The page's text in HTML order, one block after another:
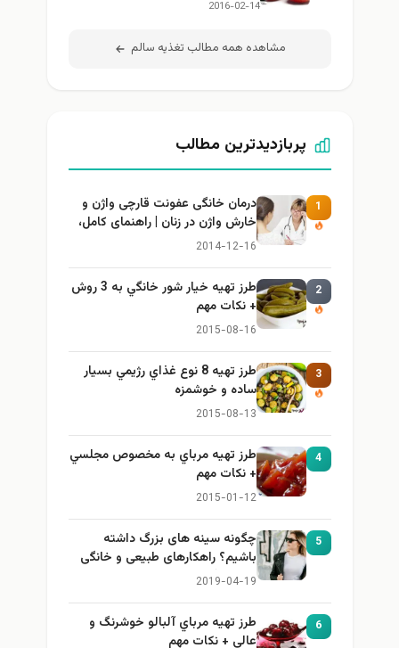
2016-02-14
مشاهده همه مطالب تغذيه سالم
پربازدیدترین مطالب
1
درمان خانگی عفونت قارچی واژن و
خارش واژن در زنان | راهنمای کامل،
ایمن و کاربردی
2014-12-16
2
طرز تهيه خیار شور خانگي به 3 روش
+ نكات مهم
2015-08-16
3
طرز تهيه 8 نوع غذاي رژيمي بسيار
ساده و خوشمزه
2015-08-13
4
طرز تهيه مرباي به مخصوص مجلسي
+ نكات مهم
2015-01-12
5
چگونه سینه های بزرگ داشته
باشیم؟ راهکارهای طبیعی و خانگی
برای بزرگ کردن سینه
2019-04-19
6
طرز تهيه مرباي آلبالو خوشرنگ و
عالي + نكات مهم